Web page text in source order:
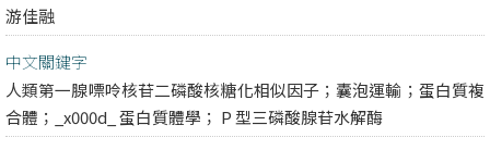
游佳融
中文關鍵字
人類第一腺嘌呤核苷二磷酸核糖化相似因子；囊泡運輸；蛋白質複
合體；_x000d_ 蛋白質體學； P 型三磷酸腺苷水解酶